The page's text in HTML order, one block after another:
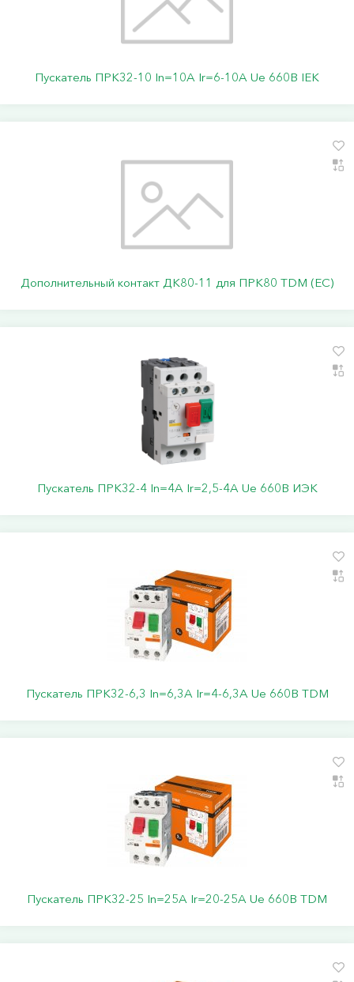
Пускатель ПРК32-10 In=10A Ir=6-10A Ue 660В IEK
Дополнительный контакт ДК80-11 для ПРК80 TDM (ЕС)
Пускатель ПРК32-4 In=4A Ir=2,5-4A Ue 660В ИЭК
Пускатель ПРК32-6,3 In=6,3A Ir=4-6,3А Ue 660В TDM
Пускатель ПРК32-25 In=25A Ir=20-25A Ue 660В TDM